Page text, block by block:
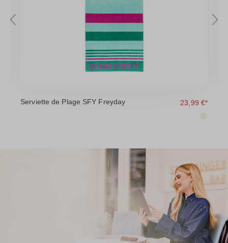
Serviette de Plage SFY Freyday 23,99 €*